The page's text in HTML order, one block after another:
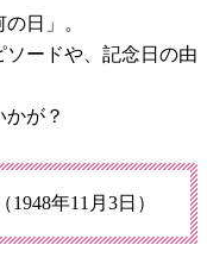
日」。
ードや、記念日の由
が？
年11月3日）